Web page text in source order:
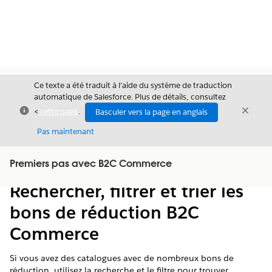
Fermer
Ce texte a été traduit à l’aide du système de traduction
automatique de Salesforce. Plus de détails, consultez
<cette page .
Basculer vers la page en anglais
Pas maintenant
Fermer
Premiers pas avec B2C Commerce
Afficher la table des matières
Table des
matières
Rechercher, filtrer et trier les
bons de réduction B2C
Commerce
Si vous avez des catalogues avec de nombreux bons de